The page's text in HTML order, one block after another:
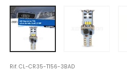
Rif.CL-CR35-T156-3BAD